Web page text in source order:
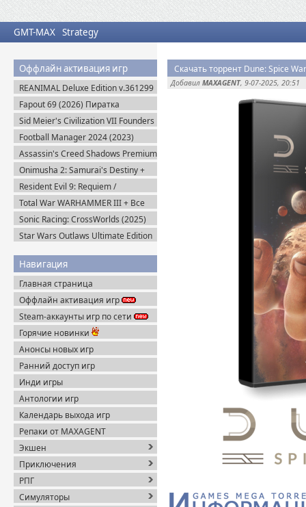
GMT-MAX Strategy
Оффлайн активация игр
REANIMAL Deluxe Edition v.361299
(2026) Пиратка
Fapout 69 (2026) Пиратка
Sid Meier's Civilization VII Founders
Edition (2025) Steam-Rip
Football Manager 2024 (2023)
Steam-Rip
Assassin's Creed Shadows Premium
Edition (2025) Пиратка
Onimusha 2: Samurai's Destiny +
DLC (2025) Пиратка
Resident Evil 9: Requiem /
BIOHAZARD Реквием (2026)
Пиратка
Total War WARHAMMER III + Все
DLC (2022-2025) Steam-Rip
Sonic Racing: CrossWorlds (2025)
Steam-Rip
Star Wars Outlaws Ultimate Edition
Навигация
Главная страница
Оффлайн активация игр
Steam-аккаунты игр по сети
Горячие новинки
Анонсы новых игр
Ранний доступ игр
Инди игры
Антологии игр
Календарь выхода игр
Репаки от MAXAGENT
Экшен
Приключения
РПГ
Симуляторы
Скачать торрент Dune: Spice
Добавил MAXAGENT, 9-07-2025, 20:51